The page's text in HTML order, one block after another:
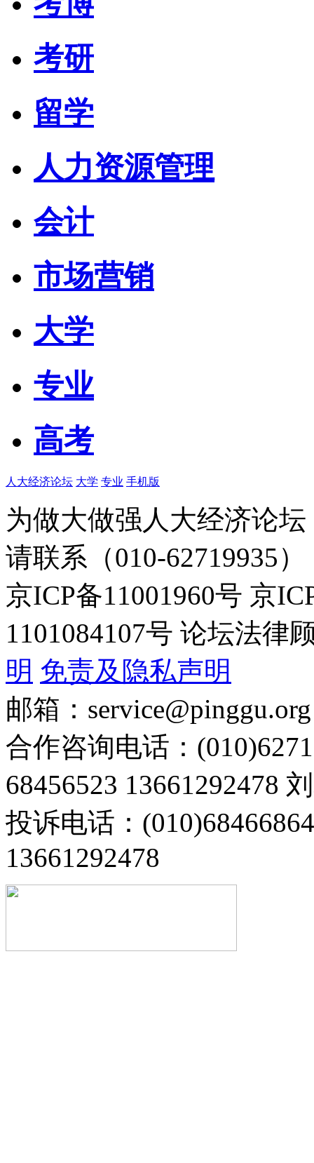
考研
留学
人力资源管理
会计
市场营销
大学
专业
高考
人大经济论坛 大学 专业 手机版
为做大做强人大经济论
请联系（010-62719935）
京ICP备11001960号 京
1101084107号 论坛法律
明 免责及隐私声明
邮箱：service@pinggu.org
合作咨询电话：
68456523 13661292478
投诉电话：
13661292478